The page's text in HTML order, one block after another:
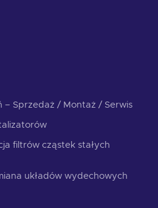
– Sprzedaż / Montaż / Serwis
filtrów cząstek stałych
układów wydechowych